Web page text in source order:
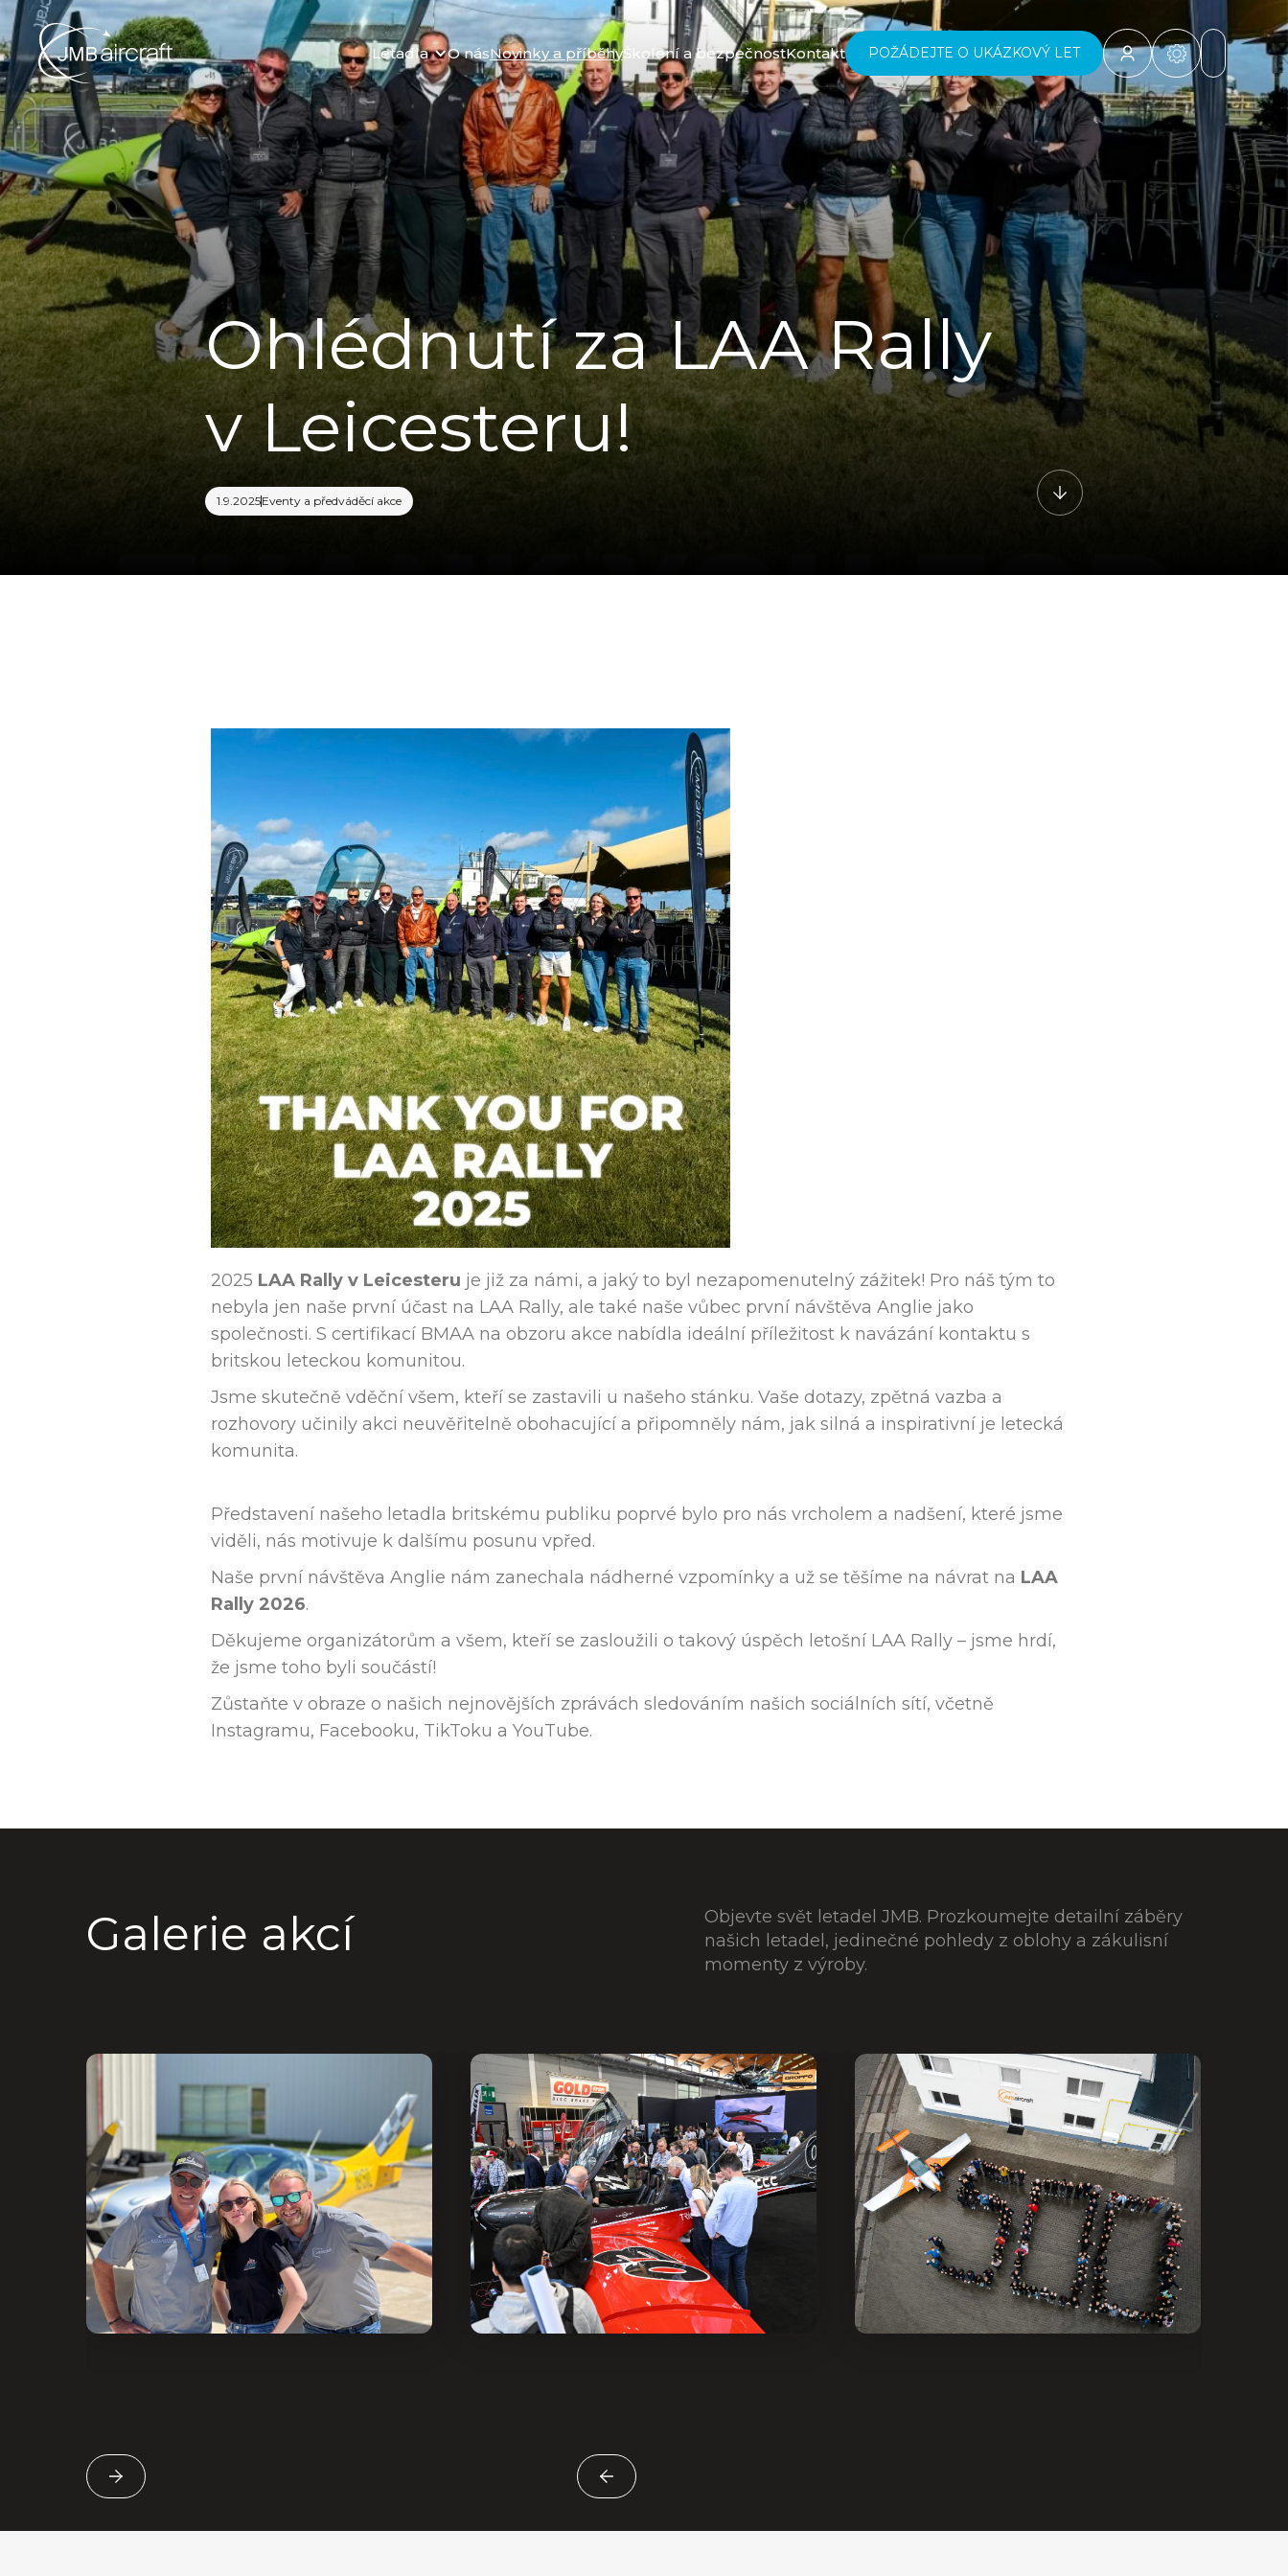
Letadla O násNovinky a příběhyŠkolení a bezpečnostKontakt POŽÁDEJTE O UKÁZKOVÝ LET
Ohlédnutí za LAA Rally
v Leicesteru!
1.9.2025Eventy a předváděcí akce
2025 LAA Rally v Leicesteru je již za námi, a jaký to byl nezapomenutelný zážitek! Pro náš tým to
nebyla jen naše první účast na LAA Rally, ale také naše vůbec první návštěva Anglie jako
společnosti. S certifikací BMAA na obzoru akce nabídla ideální příležitost k navázání kontaktu s
britskou leteckou komunitou.
Jsme skutečně vděční všem, kteří se zastavili u našeho stánku. Vaše dotazy, zpětná vazba a
rozhovory učinily akci neuvěřitelně obohacující a připomněly nám, jak silná a inspirativní je letecká
komunita.
Představení našeho letadla britskému publiku poprvé bylo pro nás vrcholem a nadšení, které jsme
viděli, nás motivuje k dalšímu posunu vpřed.
Naše první návštěva Anglie nám zanechala nádherné vzpomínky a už se těšíme na návrat na LAA
Rally 2026.
Děkujeme organizátorům a všem, kteří se zasloužili o takový úspěch letošní LAA Rally – jsme hrdí,
že jsme toho byli součástí!
Zůstaňte v obraze o našich nejnovějších zprávách sledováním našich sociálních sítí, včetně
Instagramu, Facebooku, TikToku a YouTube.
Galerie akcí
Objevte svět letadel JMB. Prozkoumejte detailní záběry
našich letadel, jedinečné pohledy z oblohy a zákulisní
momenty z výroby.